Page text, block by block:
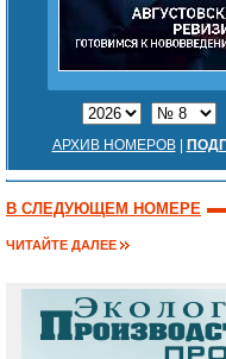
АРХИВ НОМЕРОВ|
В СЛЕДУЮЩЕМ НОМЕРЕ
ЧИТАЙТЕ ДАЛЕЕ